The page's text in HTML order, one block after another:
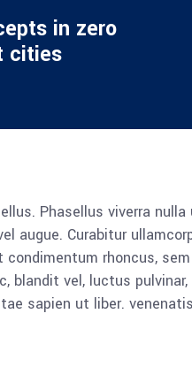
in zero
cities
Phasellus viverra
augue. Curabitur
rhoncus,
blandit vel, luctus pulvinar,
sapien ut liber.